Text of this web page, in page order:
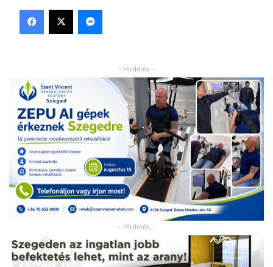
Facebook
X Messenger
- Hirdetés -
- Hirdetés -